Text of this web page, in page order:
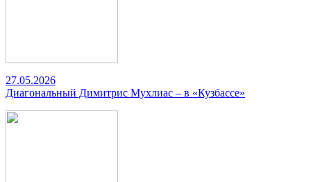
27.05.2026
Диагональный Димитрис Мухлиас – в «Кузбассе»